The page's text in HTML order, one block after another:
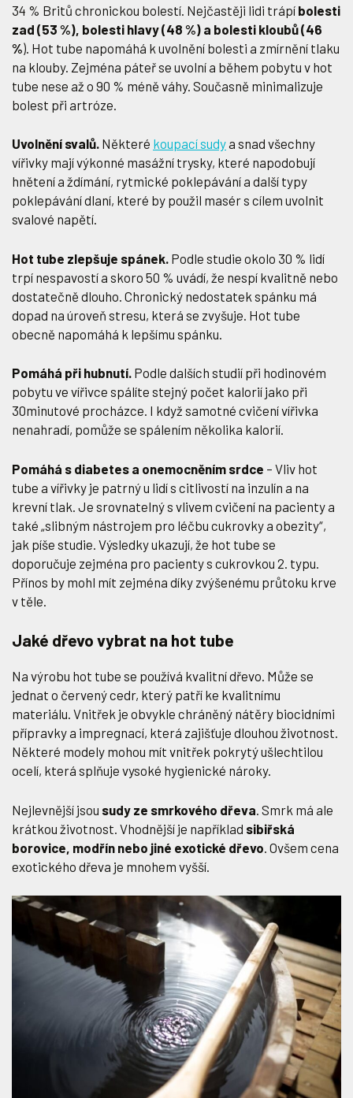
34 % Britů chronickou bolestí. Nejčastěji lidi trápí bolesti
zad (53 %), bolesti hlavy (48 %) a bolesti kloubů (46
%). Hot tube napomáhá k uvolnění bolesti a zmírnění tlaku
na klouby. Zejména páteř se uvolní a během pobytu v hot
tube nese až o 90 % méně váhy. Současně minimalizuje
bolest při artróze.
Uvolnění svalů. Některé koupací sudya snad všechny
vířivky mají výkonné masážní trysky, které napodobují
hnětení a ždímání, rytmické poklepávání a další typy
poklepávání dlaní, které by použil masér s cílem uvolnit
svalové napětí.
Hot tube zlepšuje spánek. Podle studie okolo 30 % lidí
trpí nespavostí a skoro 50 % uvádí, že nespí kvalitně nebo
dostatečně dlouho. Chronický nedostatek spánku má
dopad na úroveň stresu, která se zvyšuje. Hot tube
obecně napomáhá k lepšímu spánku.
Pomáhá při hubnutí. Podle dalších studií při hodinovém
pobytu ve vířivce spálíte stejný počet kalorií jako při
30minutové procházce. I když samotné cvičení vířivka
nenahradí, pomůže se spálením několika kalorií.
Pomáhá s diabetes a onemocněním srdce – Vliv hot
tube a vířivky je patrný u lidí s citlivostí na inzulín a na
krevní tlak. Je srovnatelný s vlivem cvičení na pacienty a
také „slibným nástrojem pro léčbu cukrovky a obezity“,
jak píše studie. Výsledky ukazují, že hot tube se
doporučuje zejména pro pacienty s cukrovkou 2. typu.
Přínos by mohl mít zejména díky zvýšenému průtoku krve
v těle.
Jaké dřevo vybrat na hot tube
Na výrobu hot tube se používá kvalitní dřevo. Může se
jednat o červený cedr, který patří ke kvalitnímu
materiálu. Vnitřek je obvykle chráněný nátěry biocidními
přípravky a impregnací, která zajišťuje dlouhou životnost.
Některé modely mohou mít vnitřek pokrytý ušlechtilou
ocelí, která splňuje vysoké hygienické nároky.
Nejlevnější jsou sudy ze smrkového dřeva . Smrk má ale
krátkou životnost. Vhodnější je například sibiřská
borovice, modřín nebo jiné exotické dřevo . Ovšem cena
exotického dřeva je mnohem vyšší.